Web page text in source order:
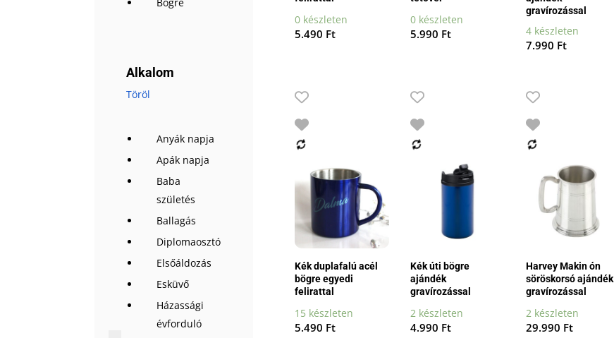
Alkalom
Töröl
Anyák napja
Apák napja
Baba
születés
Ballagás
Diplomaosztó
Elsőáldozás
Esküvő
Házassági
évforduló
0 készleten
5.490 Ft
0 készleten
5.990 Ft
gravírozással
4 készleten
7.990 Ft
Kék duplafalú acél
bögre egyedi
felirattal
15 készleten
5.490 Ft
Kék úti bögre
ajándék
gravírozással
2 készleten
4.990 Ft
Harvey Makin ón
söröskorsó ajándék
gravírozással
2 készleten
29.990 Ft